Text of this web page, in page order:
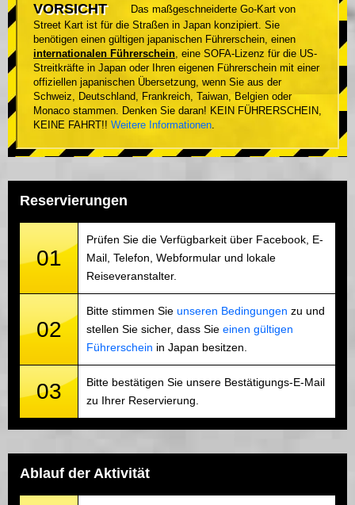
VORSICHT
Das maßgeschneiderte Go-Kart von
Street Kart ist für die Straßen in Japan konzipiert. Sie
benötigen einen gültigen japanischen Führerschein, einen
internationalen Führerschein, eine SOFA-Lizenz für die US-
Streitkräfte in Japan oder Ihren eigenen Führerschein mit einer
offiziellen japanischen Übersetzung, wenn Sie aus der
Schweiz, Deutschland, Frankreich, Taiwan, Belgien oder
Monaco stammen. Denken Sie daran! KEIN FÜHRERSCHEIN,
KEINE FAHRT!! Weitere Informationen.
Reservierungen
01
Prüfen Sie die Verfügbarkeit über Facebook, E-
Mail, Telefon, Webformular und lokale
Reiseveranstalter.
02
Bitte stimmen Sie unseren Bedingungen zu und
stellen Sie sicher, dass Sie einen gültigen
Führerschein in Japan besitzen.
03
Bitte bestätigen Sie unsere Bestätigungs-E-Mail
zu Ihrer Reservierung.
Ablauf der Aktivität